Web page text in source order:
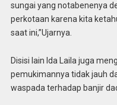
sungai yang notabenenya
perkotaan karena kita
saat ini,”Ujarnya.
Disisi lain Ida Laila juga
pemukimannya tidak jauh
waspada terhadap banjir